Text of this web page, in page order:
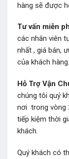
hàng sẽ được
Tư vấn miễn
các nhân viên
nhất , giá bán,
của khách hàng.
Hỗ Trợ Vận
chúng tôi quý
nơi trong vòng
tiếp kiệm thời
khách.
Quý khách có